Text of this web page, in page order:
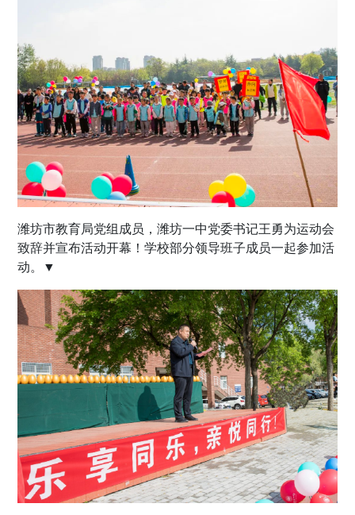
潍坊市教育局党组成员，潍坊一中党委书记王勇为运动会
致辞并宣布活动开幕！学校部分领导班子成员一起参加活
动。▼